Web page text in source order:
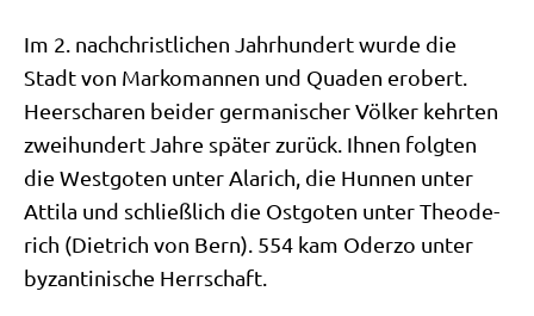
Im 2. nach­christ­li­chen Jahr­hun­dert wur­de die
Stadt von Mar­ko­man­nen und Qua­den erobert.
Heer­scha­ren bei­der ger­ma­ni­scher Völ­ker kehr­ten
zwei­hun­dert Jah­re spä­ter zurück. Ihnen folg­ten
die West­go­ten unter Ala­rich, die Hun­nen unter
Atti­la und schließ­lich die Ost­go­ten unter Theo­de­
rich (Diet­rich von Bern). 554 kam Oder­zo unter
byzan­ti­ni­sche Herrschaft.